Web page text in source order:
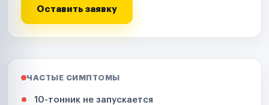
Оставить заявку
ЧАСТЫЕ СИМПТОМЫ
10-тонник не запускается